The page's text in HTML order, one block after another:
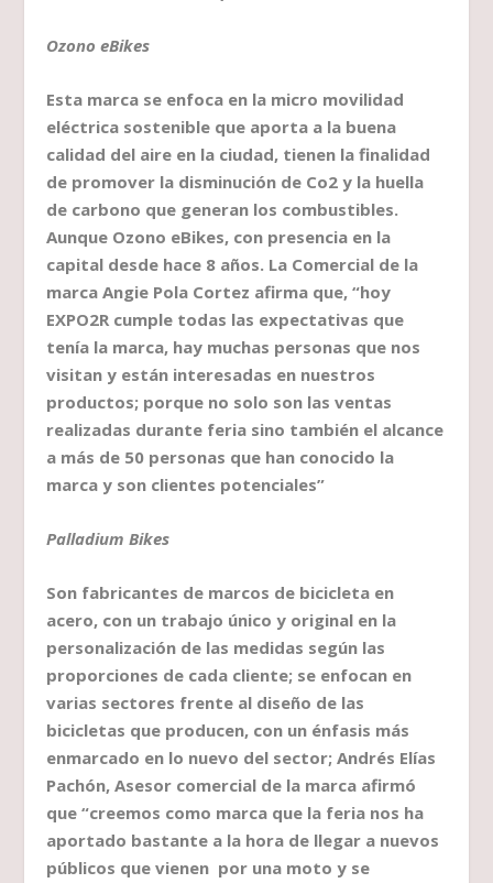
Ozono eBikes
Esta marca se enfoca en la micro movilidad
eléctrica sostenible que aporta a la buena
calidad del aire en la ciudad, tienen la finalidad
de promover la disminución de Co2 y la huella
de carbono que generan los combustibles.
Aunque Ozono eBikes, con presencia en la
capital desde hace 8 años. La Comercial de la
marca Angie Pola Cortez afirma que, “hoy
EXPO2R cumple todas las expectativas que
tenía la marca, hay muchas personas que nos
visitan y están interesadas en nuestros
productos; porque no solo son las ventas
realizadas durante feria sino también el alcance
a más de 50 personas que han conocido la
marca y son clientes potenciales”
Palladium Bikes
Son fabricantes de marcos de bicicleta en
acero, con un trabajo único y original en la
personalización de las medidas según las
proporciones de cada cliente; se enfocan en
varias sectores frente al diseño de las
bicicletas que producen, con un énfasis más
enmarcado en lo nuevo del sector; Andrés Elías
Pachón, Asesor comercial de la marca afirmó
que “creemos como marca que la feria nos ha
aportado bastante a la hora de llegar a nuevos
públicos que vienen por una moto y se